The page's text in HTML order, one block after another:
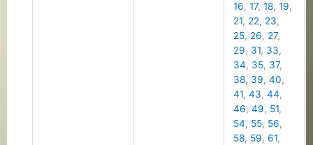
16,17,18,19,
21, 22, 23,
25, 26, 27,
29, 31, 33,
34, 35, 37,
38, 39,40,
41,43,44,
46,49, 51,
54, 55, 56,
58, 59,61,